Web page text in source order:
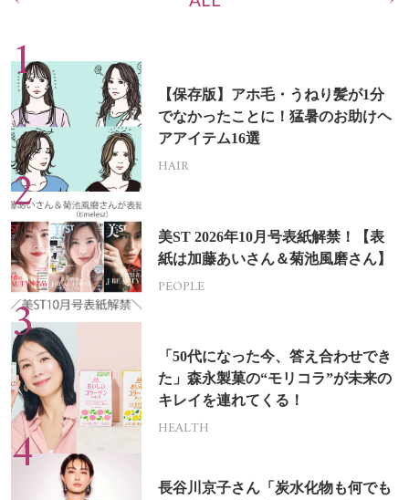
【保存版】アホ毛・うねり髪が1分
でなかったことに！猛暑のお助けヘ
アアイテム16選
HAIR
美ST 2026年10月号表紙解禁！【表
紙は加藤あいさん＆菊池風磨さん】
PEOPLE
「50代になった今、答え合わせでき
た」森永製菓の“モリコラ”が未来の
キレイを連れてくる！
HEALTH
長谷川京子さん「炭水化物も何でも